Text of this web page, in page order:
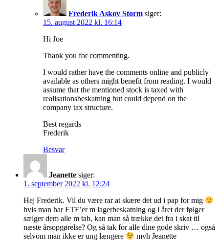
Frederik Askov Storm siger:
15. august 2022 kl. 16:14
Hi Joe
Thank you for commenting.
I would rather have the comments online and publicly
available as others might benefit from reading. I would
assume that the mentioned stock is taxed with
realisationsbeskatning but could depend on the
company tax structure.
Best regards
Frederik
Besvar
Jeanette siger:
1. september 2022 kl. 12:24
Hej Frederik. Vil du være rar at skære det ud i pap for mig
hvis man har ETF’er m lagerbeskatning og i året der følger
sælger dem alle m tab, kan man så trække det fra i skat til
næste årsopgørelse? Og så tak for alle dine gode skriv … også
selvom man ikke er ung længere
mvh Jeanette